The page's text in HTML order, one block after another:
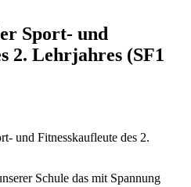
Sport- und
2. Lehrjahres (SF1
und Fitnesskaufleute des 2.
Schule das mit Spannung